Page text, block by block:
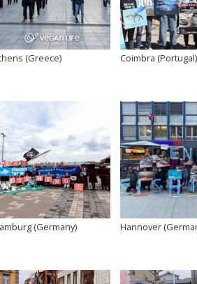
(Greece) Coimbra (Portugal)
(Germany) Hannover